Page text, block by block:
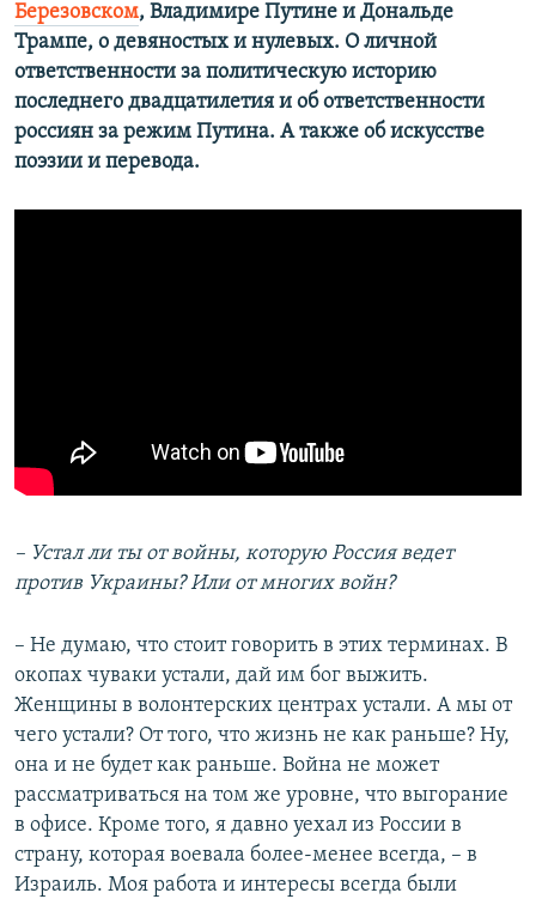
Березовском, Владимире Путине и Дональде
Трампе, о девяностых и нулевых. О личной
ответственности за политическую историю
последнего двадцатилетия и об ответственности
россиян за режим Путина. А также об искусстве
поэзии и перевода.
– Устал ли ты от войны, которую Россия ведет
против Украины? Или от многих войн?
– Не думаю, что стоит говорить в этих терминах. В
окопах чуваки устали, дай им бог выжить.
Женщины в волонтерских центрах устали. А мы от
чего устали? От того, что жизнь не как раньше? Ну,
она и не будет как раньше. Война не может
рассматриваться на том же уровне, что выгорание
в офисе. Кроме того, я давно уехал из России в
страну, которая воевала более-менее всегда, – в
Израиль. Моя работа и интересы всегда были